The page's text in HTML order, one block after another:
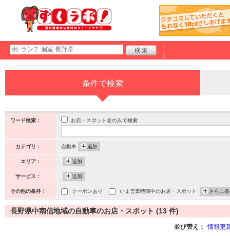
条件で検索
ワード検索： お店・スポット名のみで検索
カテゴリ： 自動車 追加
エリア： 追加
サービス： 追加
その他の条件： クーポンあり いま営業時間中のお店・スポット さらに
長野県中南信地域の自動車のお店・スポット (13 件)
並び替え： 情報更